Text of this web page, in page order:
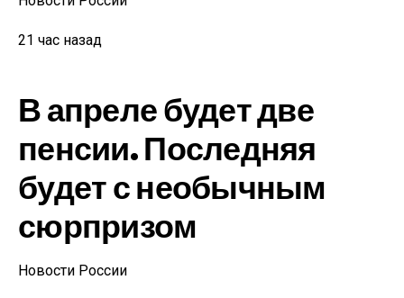
21 час назад
В апреле будет две
пенсии. Последняя
будет с необычным
сюрпризом
Новости России